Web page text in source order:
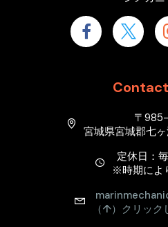
〒
宮城県宮城郡七
定休日：
※時期によ
（↑）クリッ